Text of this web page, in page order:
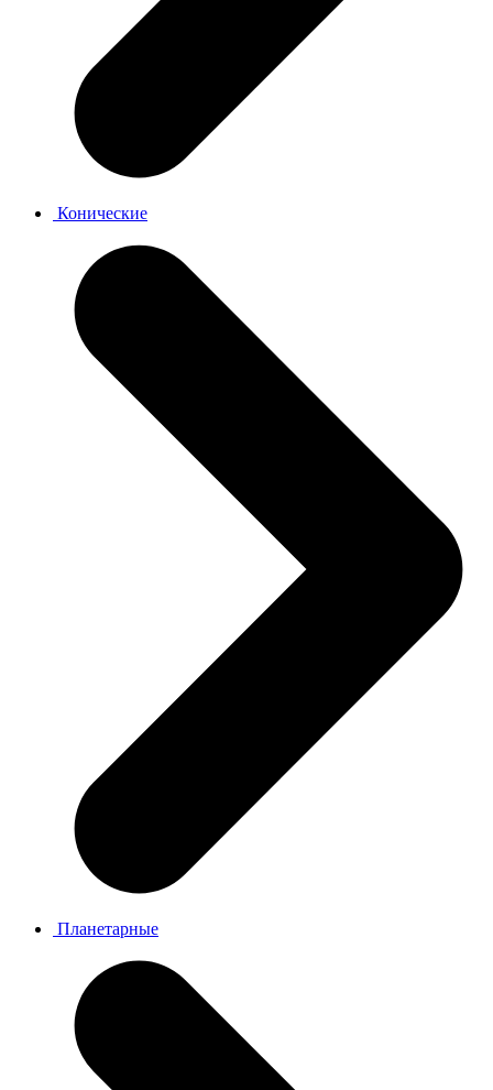
Конические
Планетарные